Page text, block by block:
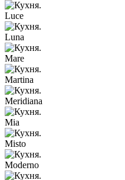
Luce
Luna
Mare
Martina
Meridiana
Mia
Misto
Moderno